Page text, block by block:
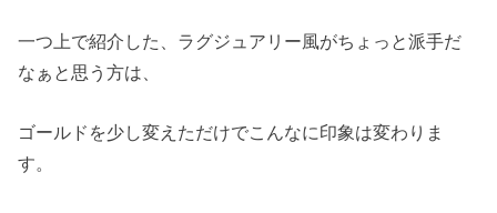
一つ上で紹介した、ラグジュアリー風がちょっと派手だ
なぁと思う方は、
ゴールドを少し変えただけでこんなに印象は変わりま
す。